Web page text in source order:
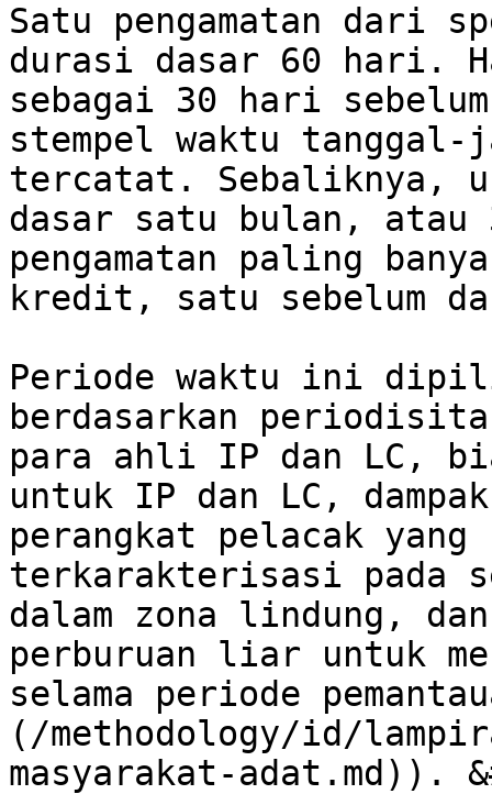
Satu pengamatan dari
durasi dasar 60 hari.
sebagai 30 hari
stempel waktu tanggal-
tercatat. Sebaliknya,
dasar satu bulan,
pengamatan paling
kredit, satu sebelum
Periode waktu ini
berdasarkan
para ahli IP dan LC,
untuk IP dan LC,
perangkat pelacak yang
terkarakterisasi pada
dalam zona lindung,
perburuan liar untuk
selama periode
(/methodology/id/
masyarakat-adat.md)).